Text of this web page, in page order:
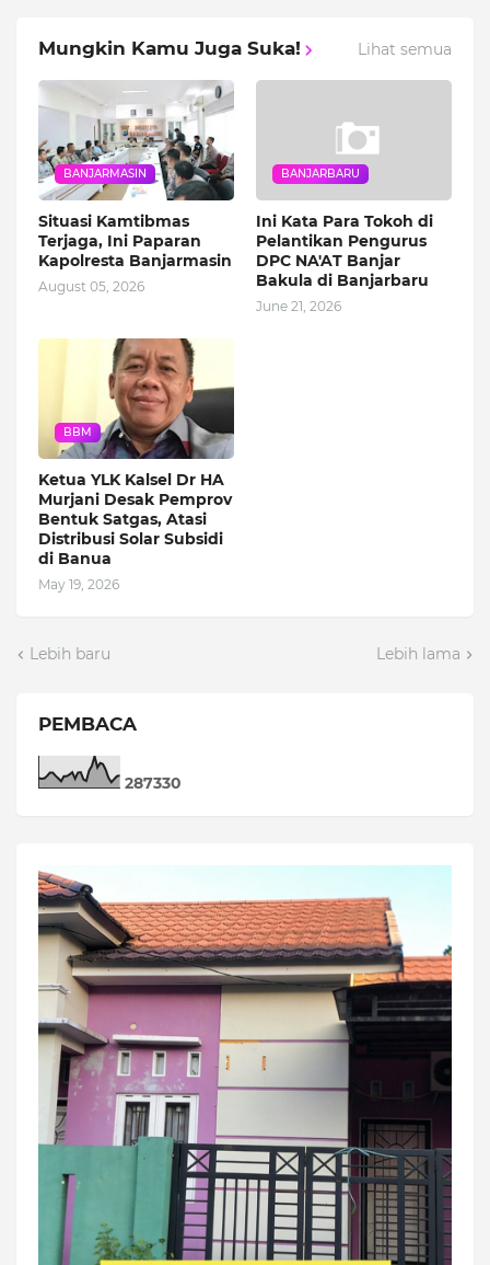
Mungkin Kamu Juga Suka! Lihat semua
BANJARMASIN
Situasi Kamtibmas
Terjaga, Ini Paparan
Kapolresta Banjarmasin
August 05, 2026
BANJARBARU
Ini Kata Para Tokoh di
Pelantikan Pengurus
DPC NA'AT Banjar
Bakula di Banjarbaru
June 21, 2026
BBM
Ketua YLK Kalsel Dr HA
Murjani Desak Pemprov
Bentuk Satgas, Atasi
Distribusi Solar Subsidi
di Banua
May 19, 2026
Lebih baru Lebih lama
PEMBACA
287330